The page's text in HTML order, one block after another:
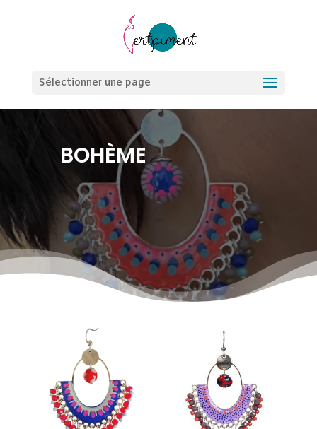
Sélectionner une page
BOHÈME